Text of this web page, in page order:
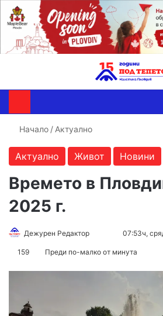
Начало / Актуално
Актуално Живот Новини
Времето в
2025 г.
Дежурен Редактор
Send07:53ч,
159 Преди по-малко от минута